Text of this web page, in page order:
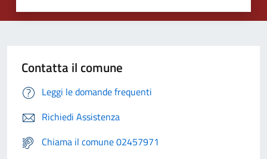
Contatta il comune
Leggi le domande frequenti
Richiedi Assistenza
Chiama il comune 02457971